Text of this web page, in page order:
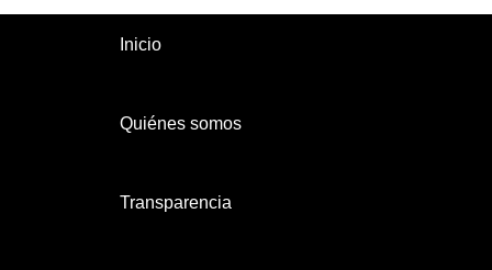
Inicio
Quiénes somos
Transparencia